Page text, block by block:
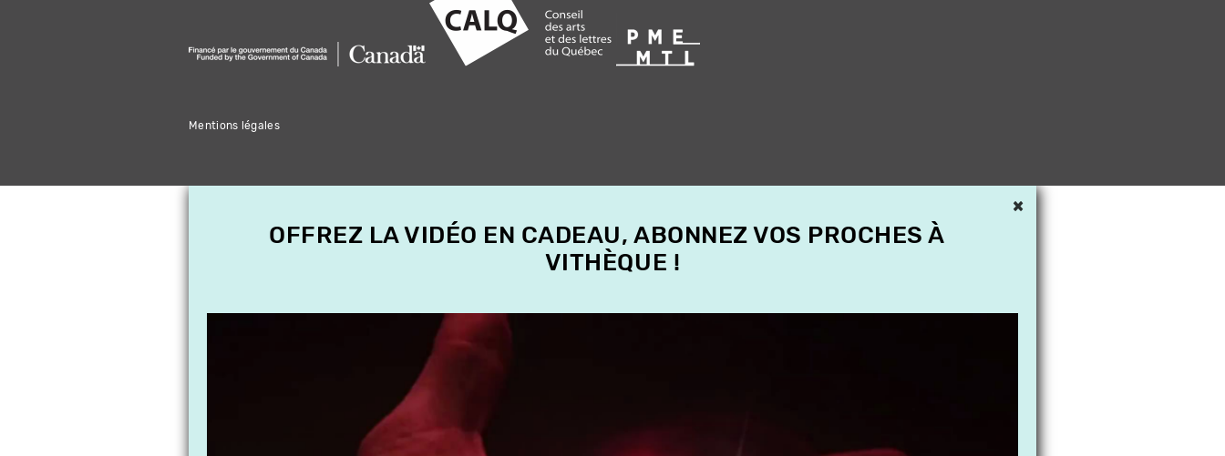
Mentions légales
×
OFFREZ LA VIDÉO EN CADEAU, ABONNEZ VOS PROCHES À
VITHÈQUE !